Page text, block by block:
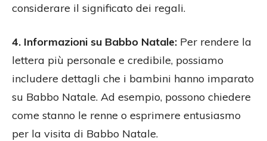
considerare il significato dei regali.
4. Informazioni su Babbo Natale: Per rendere la
lettera più personale e credibile, possiamo
includere dettagli che i bambini hanno imparato
su Babbo Natale. Ad esempio, possono chiedere
come stanno le renne o esprimere entusiasmo
per la visita di Babbo Natale.